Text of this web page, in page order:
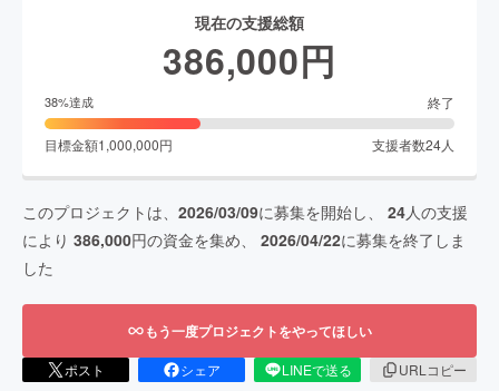
現在の支援総額
386,000円
38%達成 終了
目標金額1,000,000円 支援者数24人
このプロジェクトは、 2026/03/09に募集を開始し、 24人の支援
により 386,000円の資金を集め、 2026/04/22に募集を終了しま
した
もう一度プロジェクトをやってほしい
ポスト シェア LINEで送る
URLコピー